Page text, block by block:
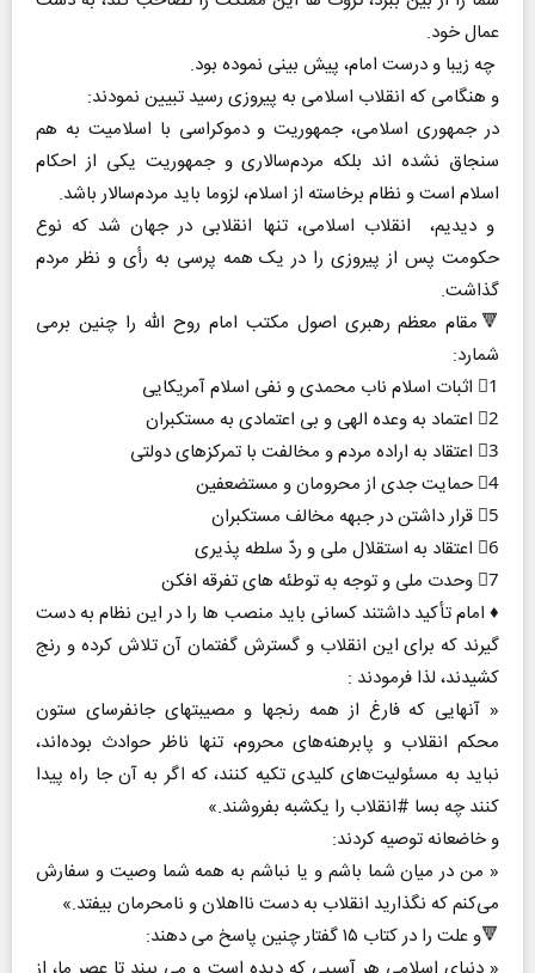
عمال خود.
چه زیبا و درست امام، پیش بینی نموده بود.
و هنگامی که انقلاب اسلامی به پیروزی رسید تبیین نمودند:
در جمهوری اسلامی، جمهوریت و دموکراسی با اسلامیت به هم
سنجاق نشده اند بلکه مردم‌سالاری و جمهوریت یکی از احکام
اسلام است و نظام برخاسته از اسلام، لزوما باید مردم‌سالار باشد.
و دیدیم، انقلاب اسلامی، تنها انقلابی در جهان شد که نوع
حکومت پس از پیروزی را در یک همه پرسی به رأی و نظر مردم
گذاشت.
🔻مقام معظم رهبری اصول مکتب امام روح الله را چنین برمی
شمارد:
1⃣ اثبات اسلام ناب محمدی و نفی اسلام آمریکایی
2⃣ اعتماد به وعده الهی و بی اعتمادی به مستکبران
3⃣ اعتقاد به اراده مردم و مخالفت با تمرکزهای دولتی
4⃣ حمایت جدی از محرومان و مستضعفین
5⃣ قرار داشتن در جبهه مخالف مستکبران
6⃣ اعتقاد به استقلال ملی و ردّ سلطه پذیری
7⃣ وحدت ملی و توجه به توطئه های تفرقه افکن
♦️ امام تأکید داشتند کسانی باید منصب ها را در این نظام به دست
گیرند که برای این انقلاب و گسترش گفتمان آن تلاش کرده و رنج
کشیدند، لذا فرمودند :
« آنهایی که فارغ از همه رنجها و مصیبتهای جانفرسای ستون
محکم انقلاب و پابرهنه‌‏های محروم، تنها ناظر حوادث بوده‏‌اند،
نباید به مسئولیت‌های کلیدی تکیه کنند، که اگر به آن جا راه پیدا
کنند چه بسا #انقلاب را یکشبه بفروشند.»
و خاضعانه توصیه کردند:
« من در میان شما باشم و یا نباشم به همه شما وصیت و سفارش
می‌کنم که نگذارید انقلاب به دست نااهلان و نامحرمان بیفتد.»
🔻و علت را در کتاب ۱۵ گفتار چنین پاسخ می دهند: